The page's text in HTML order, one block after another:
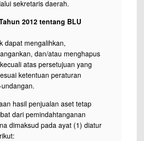
sekretaris daerah.
2012 tentang BLU
dapat mengalihkan,
dan/atau menghapus
atas persetujuan yang
ketentuan peraturan
hasil penjualan aset tetap
dari pemindahtanganan
dimaksud pada ayat (1) diatur